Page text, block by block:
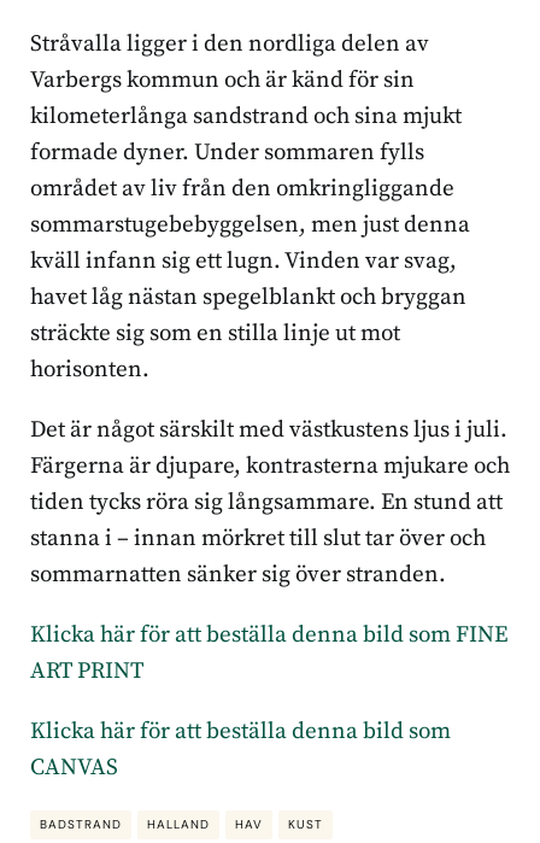
Stråvalla ligger i den nordliga delen av
Varbergs kommun och är känd för sin
kilometerlånga sandstrand och sina mjukt
formade dyner. Under sommaren fylls
området av liv från den omkringliggande
sommarstugebebyggelsen, men just denna
kväll infann sig ett lugn. Vinden var svag,
havet låg nästan spegelblankt och bryggan
sträckte sig som en stilla linje ut mot
horisonten.
Det är något särskilt med västkustens ljus i juli.
Färgerna är djupare, kontrasterna mjukare och
tiden tycks röra sig långsammare. En stund att
stanna i – innan mörkret till slut tar över och
sommarnatten sänker sig över stranden.
Klicka här för att beställa denna bild som FINE
ART PRINT
Klicka här för att beställa denna bild som
CANVAS
BADSTRAND HALLAND HAV KUST